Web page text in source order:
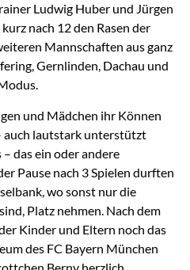
Ludwig Huber und Jürgen
nach 12 den Rasen der
Mannschaften aus ganz
Gernlinden, Dachau und
und Mädchen ihr Können
auch lautstark unterstützt
das ein oder andere
Pause nach 3 Spielen durften
wo sonst nur die
Platz nehmen. Nach dem
Kinder und Eltern noch das
des FC Bayern München
Berny herzlich